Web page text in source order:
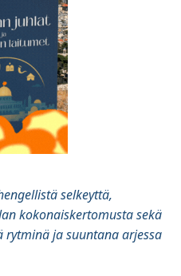
selkeyttä,
kokonaiskertomusta sekä
rytminä ja suuntana arjessa